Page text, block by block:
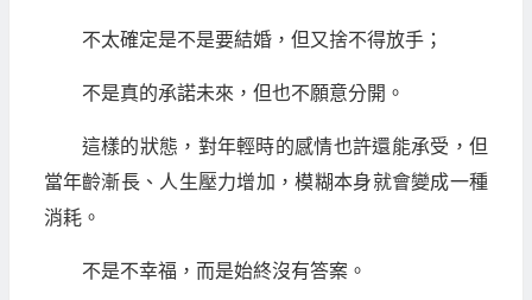
不太確定是不是要結婚，但又捨不得放手；
不是真的承諾未來，但也不願意分開。
這樣的狀態，對年輕時的感情也許還能承受，但
當年齡漸長、人生壓力增加，模糊本身就會變成一種
消耗。
不是不幸福，而是始終沒有答案。